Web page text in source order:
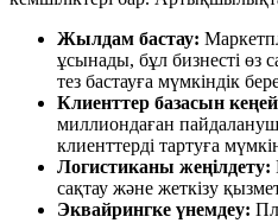
Жылдам бастау:
ұсынады, бұл бизнесті өз
тез бастауға мүмкіндік
Клиенттер базасын
миллиондаған
клиенттерді тартуға
Логистиканы жеңілдету:
сақтау және жеткізу
Эквайрингке үнемдеу: